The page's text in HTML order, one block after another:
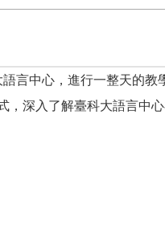
語言中心，進行一整天的教
深入了解臺科大語言中